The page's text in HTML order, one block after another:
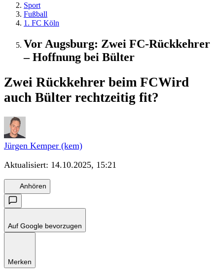
Sport
Fußball
1. FC Köln
Vor Augsburg: Zwei FC-Rückkehrer
– Hoffnung bei Bülter
Zwei Rückkehrer beim FCWird
auch Bülter rechtzeitig fit?
Jürgen Kemper (kem)
Aktualisiert: 14.10.2025, 15:21
Anhören
Auf Google bevorzugen
Merken